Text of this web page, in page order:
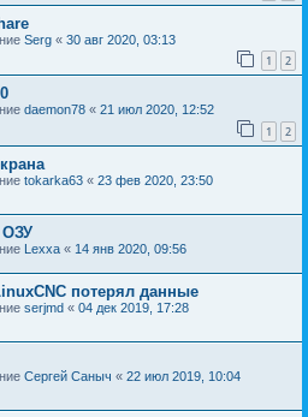
Serg « 30 авг 2020, 03:13
1 2
daemon78 « 21 июл 2020, 12:52
1 2
tokarka63 « 23 фев 2020, 23:50
ОЗУ
Lexxa « 14 янв 2020, 09:56
потерял данные
serjmd « 04 дек 2019, 17:28
Сергей Саныч « 22 июл 2019, 10:04